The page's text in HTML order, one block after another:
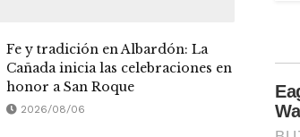
Fe y tradición en Albardón: La
Cañada inicia las celebraciones en
honor a San Roque
2026/08/06